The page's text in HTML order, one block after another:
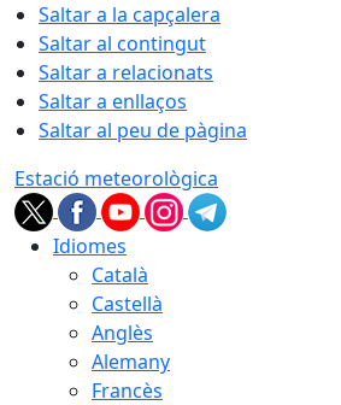
Saltar a la capçalera
Saltar al contingut
Saltar a relacionats
Saltar a enllaços
Saltar al peu de pàgina
Estació meteorològica
Idiomes
Català
Castellà
Anglès
Alemany
Francès